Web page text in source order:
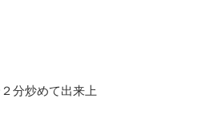
分炒めて出来上